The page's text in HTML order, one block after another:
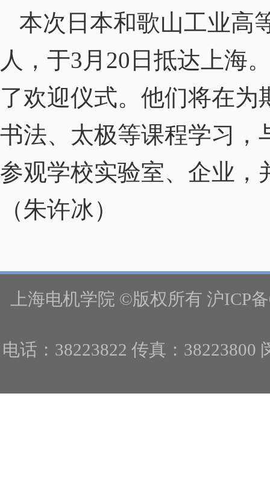
本次日本和歌山工业高
人，于3月 20日抵达上海
了欢迎仪式。他们将在为
书法、太极等课程学习
参观学校实验室、企业
（朱许冰）
上海电机学院 ©版权所有 沪ICP
电话：38223822 传真：